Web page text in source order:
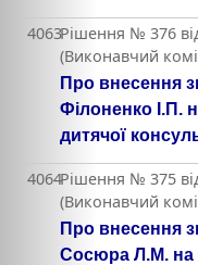
4063Рішення № 376
(Виконавчий
Про внесення
Філоненко І.П.
дитячої
4064Рішення № 375
(Виконавчий
Про внесення
Сосюра Л.М. на